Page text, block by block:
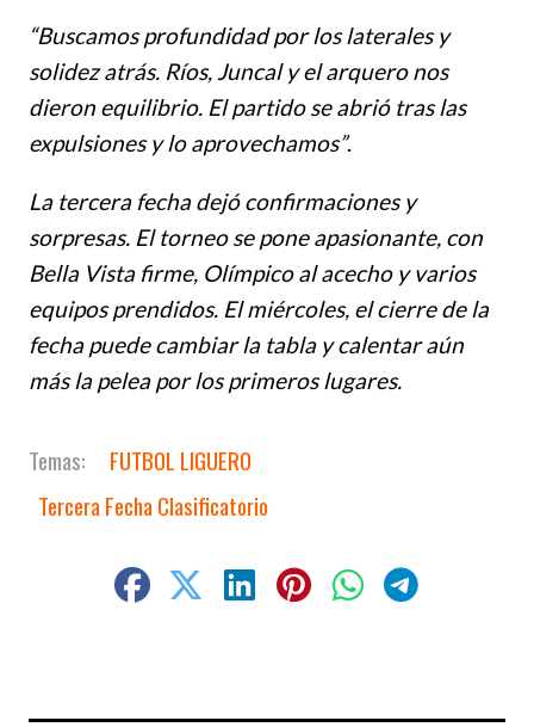
“Buscamos profundidad por los laterales y
solidez atrás. Ríos, Juncal y el arquero nos
dieron equilibrio. El partido se abrió tras las
expulsiones y lo aprovechamos”.
La tercera fecha dejó confirmaciones y
sorpresas. El torneo se pone apasionante, con
Bella Vista firme, Olímpico al acecho y varios
equipos prendidos. El miércoles, el cierre de la
fecha puede cambiar la tabla y calentar aún
más la pelea por los primeros lugares.
FUTBOL LIGUERO
Tercera Fecha Clasificatorio